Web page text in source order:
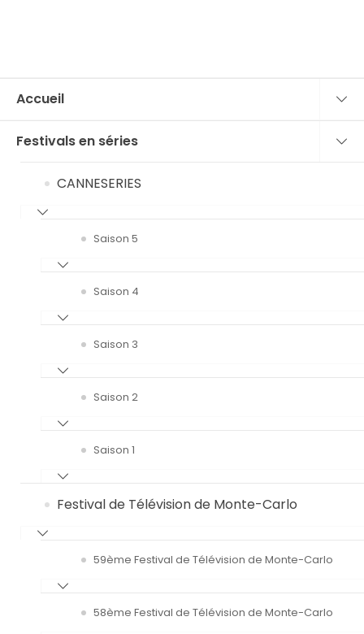
Accueil
Festivals en séries
CANNESERIES
Saison 5
Saison 4
Saison 3
Saison 2
Saison 1
Festival de Télévision de Monte-Carlo
59ème Festival de Télévision de Monte-Carlo
58ème Festival de Télévision de Monte-Carlo